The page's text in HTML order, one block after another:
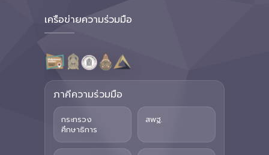
เครือข่ายความร่วมมือ
ภาคีความร่วมมือ
กระทรวง
ศึกษาธิการ
สพฐ.